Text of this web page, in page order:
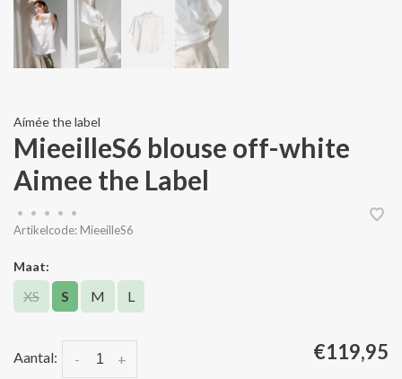
Aímée the label
MieeilleS6 blouse off-white
Aimee the Label
• • • •
•
Artikelcode: MieeilleS6
Maat:
XS S M L
Aantal: +
- €119,95